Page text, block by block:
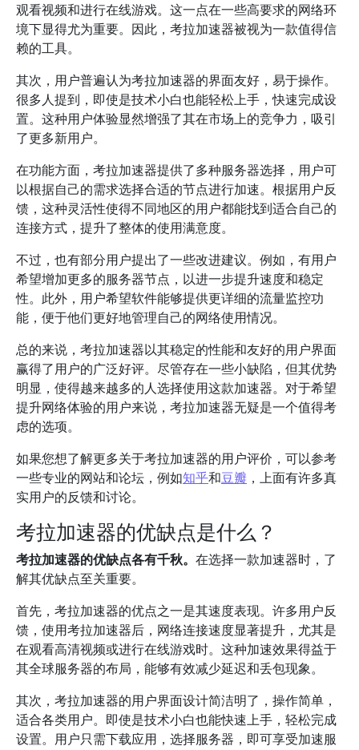
观看视频和进行在线游戏。这一点在一些高要求的网络环
境下显得尤为重要。因此，考拉加速器被视为一款值得信
赖的工具。
其次，用户普遍认为考拉加速器的界面友好，易于操作。
很多人提到，即使是技术小白也能轻松上手，快速完成设
置。这种用户体验显然增强了其在市场上的竞争力，吸引
了更多新用户。
在功能方面，考拉加速器提供了多种服务器选择，用户可
以根据自己的需求选择合适的节点进行加速。根据用户反
馈，这种灵活性使得不同地区的用户都能找到适合自己的
连接方式，提升了整体的使用满意度。
不过，也有部分用户提出了一些改进建议。例如，有用户
希望增加更多的服务器节点，以进一步提升速度和稳定
性。此外，用户希望软件能够提供更详细的流量监控功
能，便于他们更好地管理自己的网络使用情况。
总的来说，考拉加速器以其稳定的性能和友好的用户界面
赢得了用户的广泛好评。尽管存在一些小缺陷，但其优势
明显，使得越来越多的人选择使用这款加速器。对于希望
提升网络体验的用户来说，考拉加速器无疑是一个值得考
虑的选项。
如果您想了解更多关于考拉加速器的用户评价，可以参考
一些专业的网站和论坛，例如知乎和豆瓣 ，上面有许多真
实用户的反馈和讨论。
考拉加速器的优缺点是什么？
考拉加速器的优缺点各有千秋。 在选择一款加速器时，了
解其优缺点至关重要。
首先，考拉加速器的优点之一是其速度表现。许多用户反
馈，使用考拉加速器后，网络连接速度显著提升，尤其是
在观看高清视频或进行在线游戏时。这种加速效果得益于
其全球服务器的布局，能够有效减少延迟和丢包现象。
其次，考拉加速器的用户界面设计简洁明了，操作简单，
适合各类用户。即使是技术小白也能快速上手，轻松完成
设置。用户只需下载应用，选择服务器，即可享受加速服